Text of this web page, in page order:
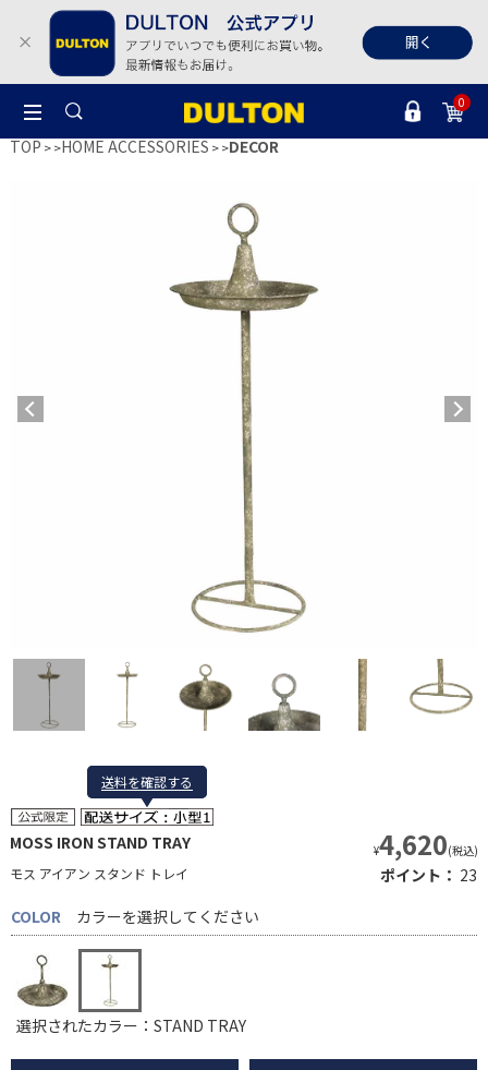
0
TOP >HOME ACCESSORIES >DECOR
送料を確認する
送料を確認する
MOSS IRON STAND TRAY
モス アイアン スタンド トレイ
¥4,620(税込)
ポイント： 23
COLOR
カラーを選択してください
選択されたカラー：STAND TRAY